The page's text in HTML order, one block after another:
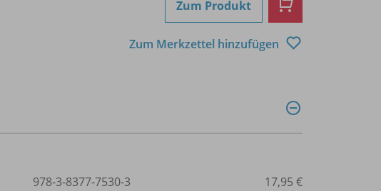
Zum Produkt
Zum Merkzettel hinzufügen
978-3-8377-7530-3 17,95 €